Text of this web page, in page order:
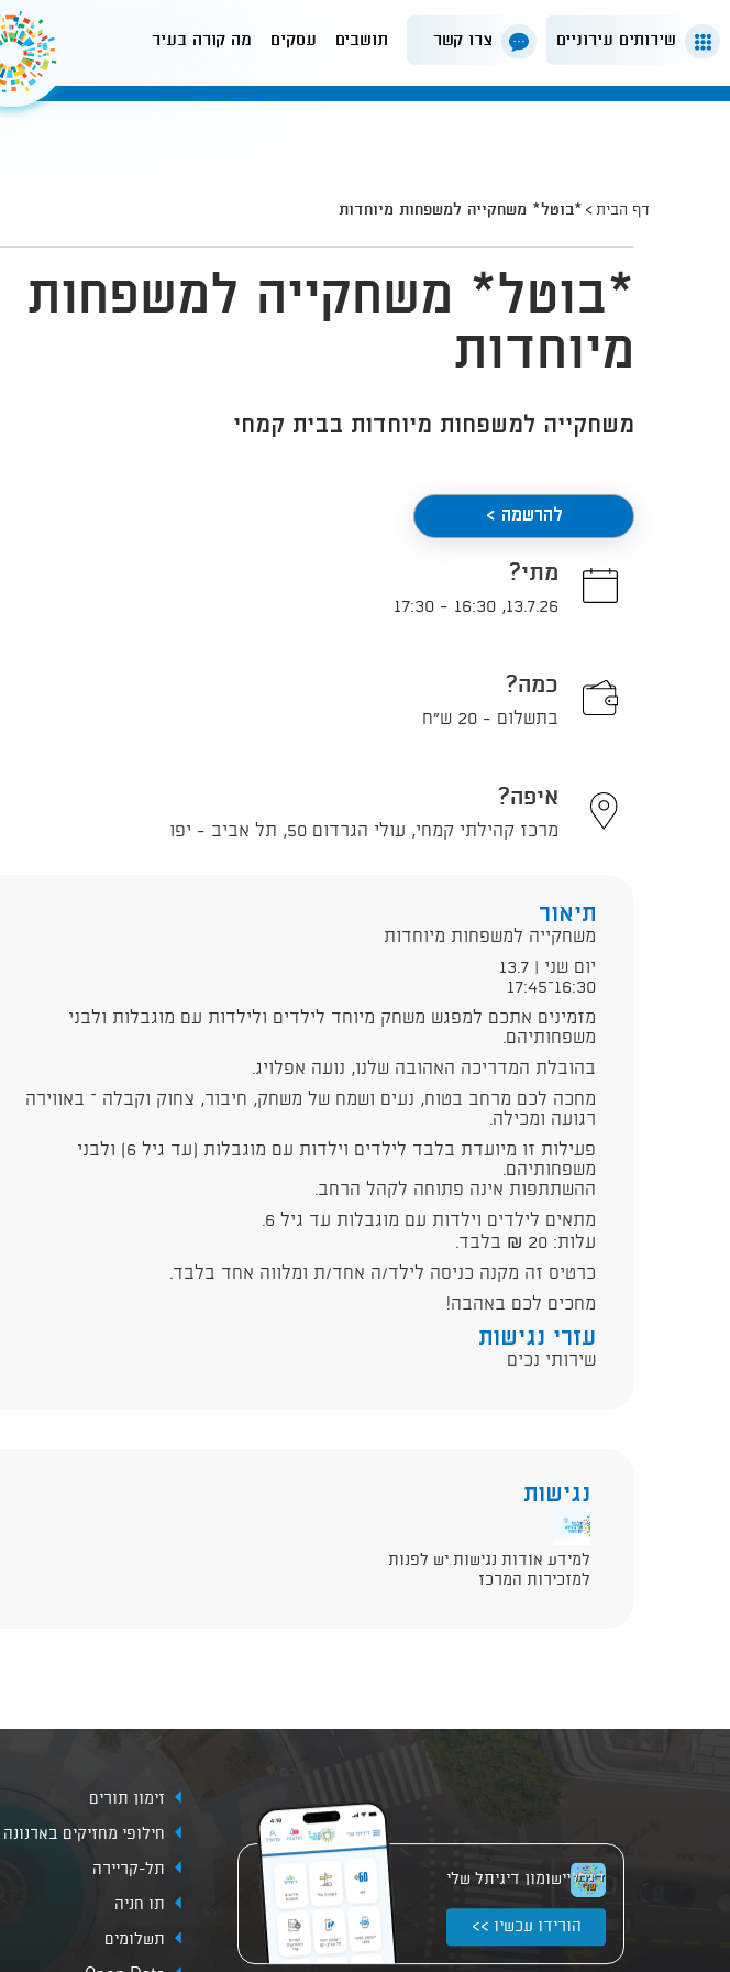
שירותים עירוניים צרו קשר תושבים עסקים מה קורה בעיר
דף הבית *בוטל* משחקייה למשפחות מיוחדות
*בוטל* משחקייה למשפחות
מיוחדות
משחקייה למשפחות מיוחדות בבית קמחי
להרשמה >
מתי?
13.7.26
,
16:30
-
17:30
כמה?
בתשלום - 20 ש"ח
איפה?
מרכז קהילתי קמחי, עולי הגרדום 50, תל אביב - יפו
תיאור
משחקייה למשפחות מיוחדות
יום שני | 13.7
16:30–17:45
מזמינים אתכם למפגש משחק מיוחד לילדים ולילדות עם מוגבלות ולבני
משפחותיהם.
בהובלת המדריכה האהובה שלנו, נועה אפלויג.
מחכה לכם מרחב בטוח, נעים ושמח של משחק, חיבור, צחוק וקבלה – באווירה
רגועה ומכילה.
פעילות זו מיועדת בלבד לילדים וילדות עם מוגבלות (עד גיל 6) ולבני
משפחותיהם.
ההשתתפות אינה פתוחה לקהל הרחב.
מתאים לילדים וילדות עם מוגבלות עד גיל 6.
עלות: 20 ₪ בלבד.
כרטיס זה מקנה כניסה לילד/ה אחד/ת ומלווה אחד בלבד.
מחכים לכם באהבה!
עזרי נגישות
שירותי נכים
נגישות
למידע אודות נגישות יש לפנות
למזכירות המרכז
יישומון דיגיתל שלי
הורידו עכשיו >>
זימון תורים
חילופי מחזיקים בארנונה
תל-קריירה
תו חניה
תשלומים